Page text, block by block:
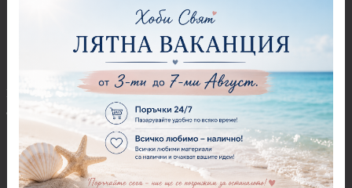
Реагенти, ръжда
Брокат, пайети, мъниста и
декоративен пясък
Брокати, ледени кристали и
мини перли
Пайети
Предмети за декорация
Предмети за декорация -
Акрил и пластмаса
Предмети за декорация -
Дърво
Предмети за декорация -
Мукава, Картон и Хартия